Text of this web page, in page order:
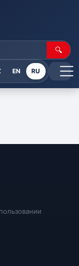
🔍
EN RU